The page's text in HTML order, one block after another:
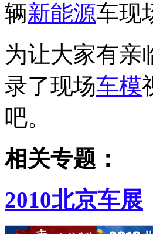
辆新能源车现
为让大家有亲
录了现场车模
吧。
相关专题：
2010北京车展